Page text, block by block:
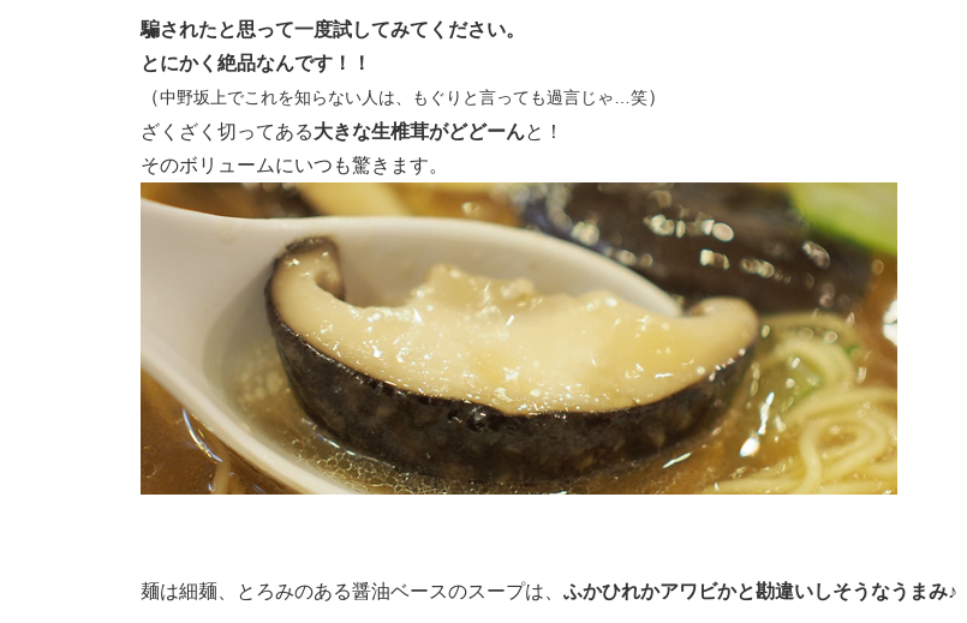
騙されたと思って一度試してみてください。
とにかく絶品なんです！！
（中野坂上でこれを知らない人は、もぐりと言っても過言じゃ…笑）
ざくざく切ってある大きな生椎茸がどどーんと！
そのボリュームにいつも驚きます。
麺は細麺、とろみのある醤油ベースのスープは、 ふかひれかアワビかと勘違いしそうなうまみ♪